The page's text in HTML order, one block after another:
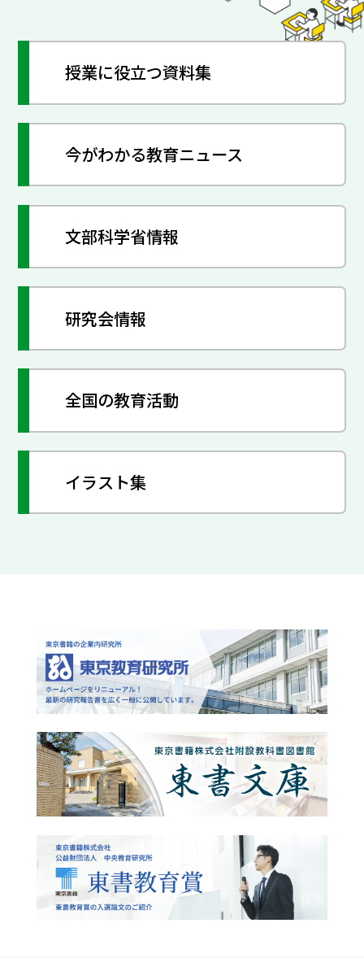
授業に役立つ資料集
今がわかる教育ニュース
文部科学省情報
研究会情報
全国の教育活動
イラスト集